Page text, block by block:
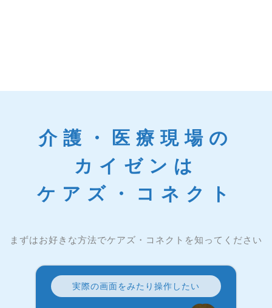
介護・医療現場の
カイゼンは
ケアズ・コネクト
まずはお好きな方法でケアズ・コネクトを知ってください
実際の画面をみたり操作したい